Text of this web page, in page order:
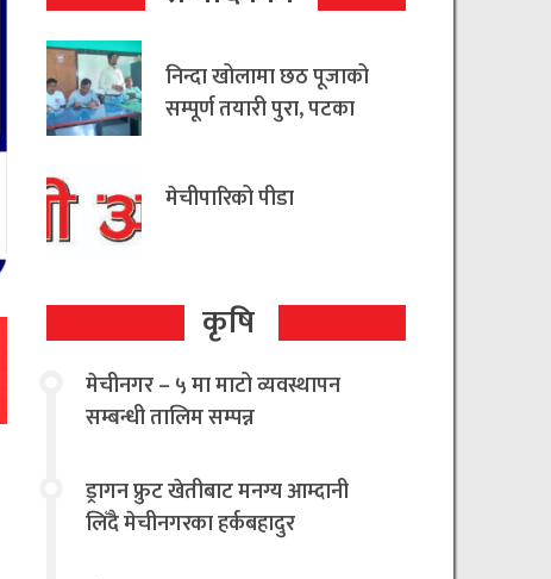
निन्दा खोलामा छठ पूजाको
सम्पूर्ण तयारी पुरा, पटका
मेचीपारिको पीडा
कृषि
मेचीनगर – ५ मा माटो व्यवस्थापन
सम्बन्धी तालिम सम्पन्न
ड्रागन फ्रुट खेतीबाट मनग्य आम्दानी
लिँदै मेचीनगरका हर्कबहादुर